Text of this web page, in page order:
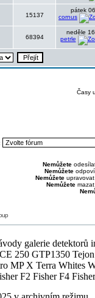
15137
pátek
cornus
68394
neděle
petrle
Časy
Nemůžete
Nemůžete
Nemůžete
Nemůžete
galerie detektorů
250 GTP1350
X Terra Whites
F2 Fisher F4